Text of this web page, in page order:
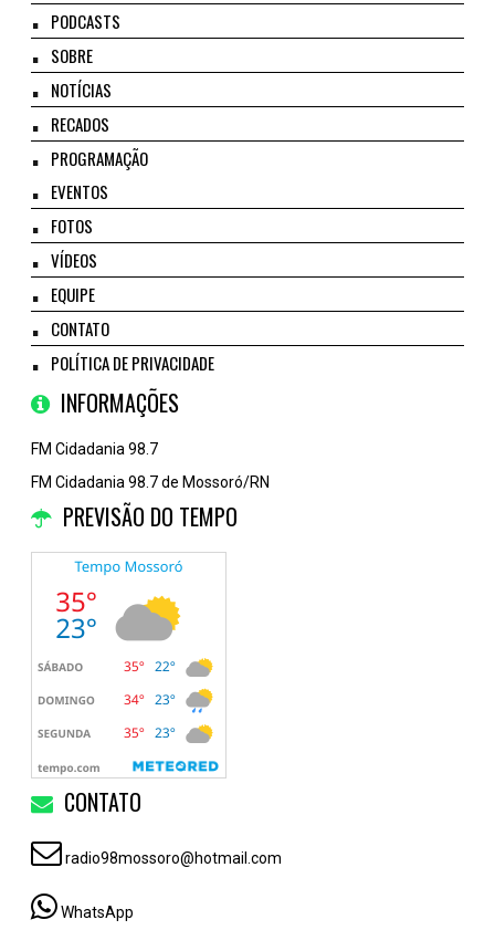
PODCASTS
SOBRE
NOTÍCIAS
RECADOS
PROGRAMAÇÃO
EVENTOS
FOTOS
VÍDEOS
EQUIPE
CONTATO
POLÍTICA DE PRIVACIDADE
INFORMAÇÕES
FM Cidadania 98.7
FM Cidadania 98.7 de Mossoró/RN
PREVISÃO DO TEMPO
CONTATO
radio98mossoro@hotmail.com
WhatsApp